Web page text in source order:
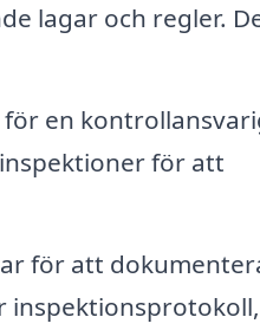
lagar och regler.
en
för att
för att
inspektionsprotokoll,